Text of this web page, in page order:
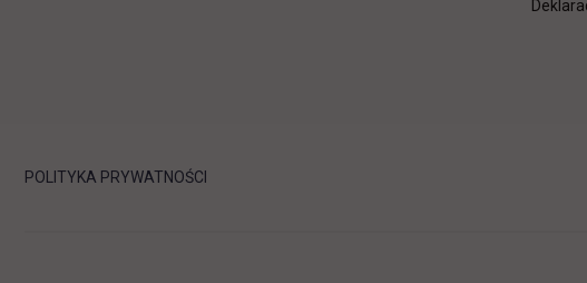
POLITYKA PRYWATNOŚCI